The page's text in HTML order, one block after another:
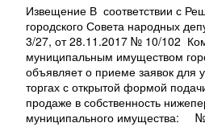
Извещение В соответствии с
городского Совета народных
3/27, от 28.11.2017 № 10/102
муниципальным имуществом
объявляет о приеме заявок для
торгах с открытой формой
продаже в собственность
муниципального имущества: